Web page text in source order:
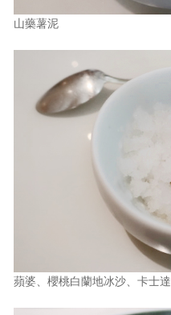
山藥薯泥
蘋婆、櫻桃白蘭地冰沙、卡士達